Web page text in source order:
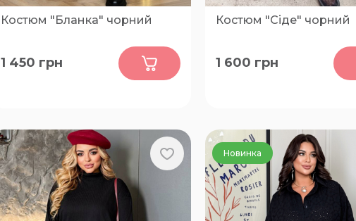
Костюм "Бланка" чорний
52-54, 56-58, 60-62, 64-66, 48-50
1 450 грн
Костюм "Сіде" чорний
1 600 грн
Новинка